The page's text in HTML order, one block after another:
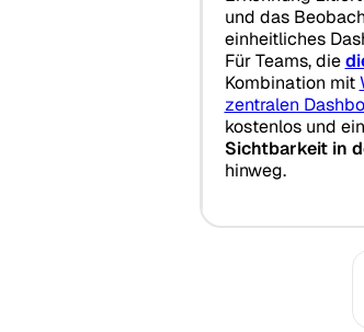
und das
einheitliches
Für Teams, die
Kombination mit
zentralen
kostenlos und
Sichtbarkeit in
hinweg.